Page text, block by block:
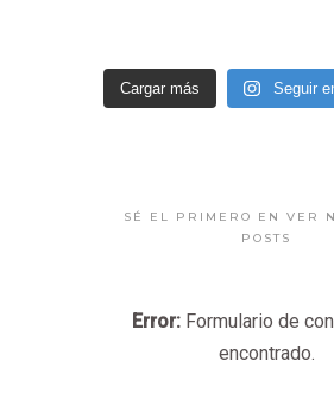
Cargar más Seguir
SÉ EL PRIMERO EN VER
POSTS
Error: Formulario de
encontrado.